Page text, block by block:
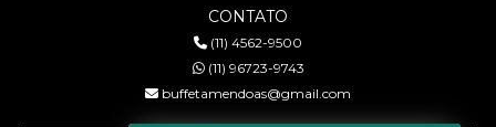
CONTATO
(11) 4562-9500
(11) 96723-9743
buffetamendoas@gmail.com